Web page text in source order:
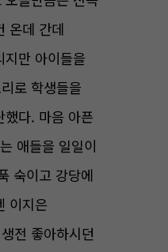
온데 간데
만 아이들을
로 학생들을
했다. 마음 아픈
애들을 일일이
숙이고 강당에
이지은
전 좋아하시던